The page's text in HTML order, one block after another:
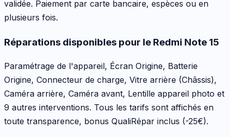
validée. Paiement par carte bancaire, espèces ou en
plusieurs fois.
Réparations disponibles pour le Redmi Note 15
Paramétrage de l'appareil, Écran Origine, Batterie
Origine, Connecteur de charge, Vitre arrière (Châssis),
Caméra arrière, Caméra avant, Lentille appareil photo et
9 autres interventions. Tous les tarifs sont affichés en
toute transparence, bonus QualiRépar inclus (-25€).